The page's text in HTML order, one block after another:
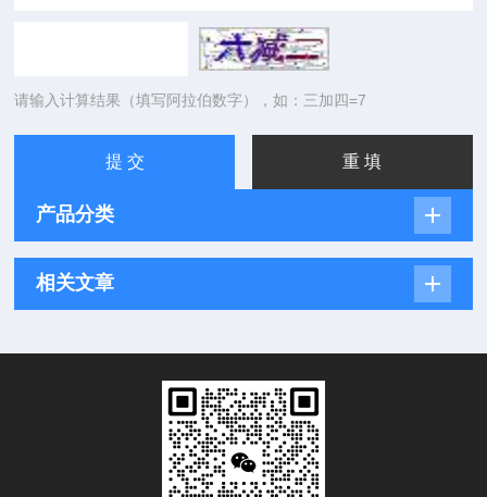
请输入计算结果（填写阿拉伯数字），如：三加四=7
产品分类
相关文章